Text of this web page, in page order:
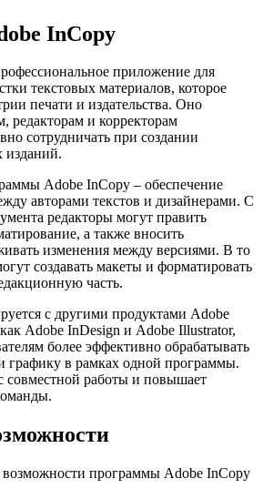
InCopy
приложение для
текстовых материалов, которое
печати и издательства. Оно
редакторам и корректорам
сотрудничать при создании
изданий.
Adobe InCopy – обеспечение
авторами текстов и дизайнерами. С
редакторы могут править
а также вносить
изменения между версиями. В то
создавать макеты и форматировать
часть.
с другими продуктами Adobe
Adobe InDesign и Adobe Illustrator,
более эффективно обрабатывать
графику в рамках одной программы.
совместной работы и повышает
программы Adobe InCopy